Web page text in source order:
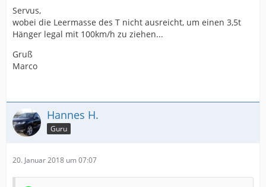
Servus,
wobei die Leermasse des T nicht ausreicht, um einen 3,5t
Hänger legal mit 100km/h zu ziehen...
Gruß
Marco
Hannes H.
Guru
20. Januar 2018 um 07:07